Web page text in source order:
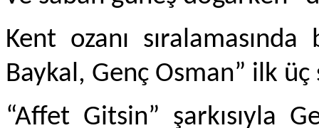
Kent ozanı
Baykal, Genç Osman” ilk üç
“Affet Gitsin” şarkısıyla